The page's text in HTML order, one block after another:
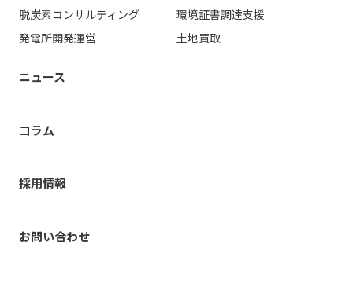
脱炭素コンサルティング
環境証書調達支援
発電所開発運営
土地買取
ニュース
コラム
採用情報
お問い合わせ